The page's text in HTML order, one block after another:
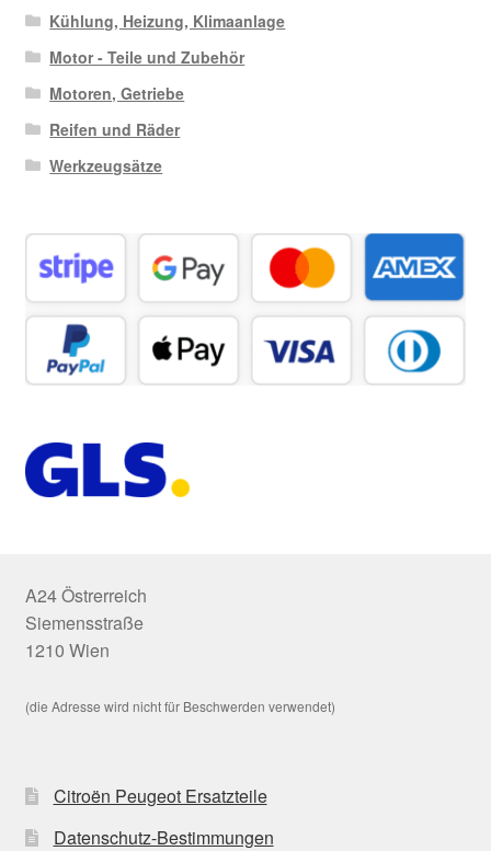
Kühlung, Heizung, Klimaanlage
Motor - Teile und Zubehör
Motoren, Getriebe
Reifen und Räder
Werkzeugsätze
A24 Östrerreich
Siemensstraße
1210 Wien
(die Adresse wird nicht für Beschwerden verwendet)
Citroën Peugeot Ersatzteile
Datenschutz-Bestimmungen